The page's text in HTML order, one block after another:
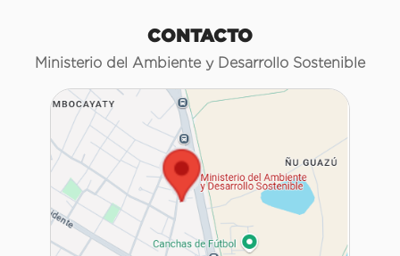
CONTACTO
Ministerio del Ambiente y Desarrollo Sostenible